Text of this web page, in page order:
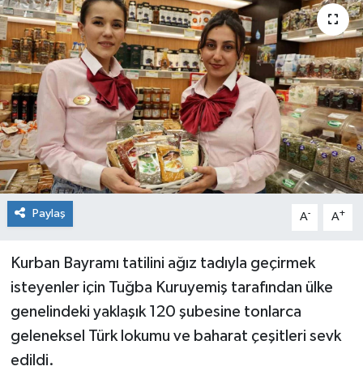
Paylaş A- A+
Kurban Bayramı tatilini ağız tadıyla geçirmek
isteyenler için Tuğba Kuruyemiş tarafından ülke
genelindeki yaklaşık 120 şubesine tonlarca
geleneksel Türk lokumu ve baharat çeşitleri sevk
edildi.